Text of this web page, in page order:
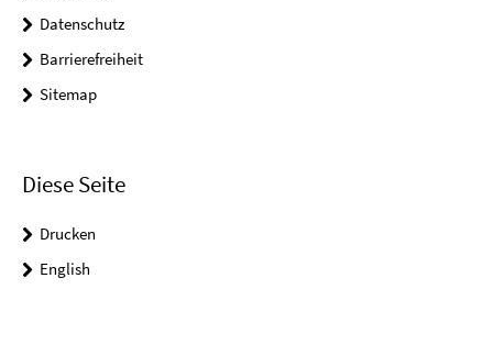
Datenschutz
Barrierefreiheit
Sitemap
Diese Seite
Drucken
English